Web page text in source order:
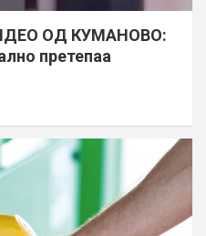
ОД КУМАНОВО:
претепаа